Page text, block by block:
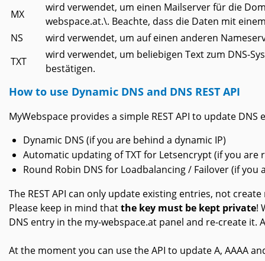
MX
wird verwendet, um einen Mailserver für die
webspace.at.\. Beachte, dass die Daten mit
NS
wird verwendet, um auf einen anderen
TXT
wird verwendet, um beliebigen Text zum DNS-
bestätigen.
How to use Dynamic DNS and DNS REST API
MyWebspace provides a simple REST API to update
Dynamic DNS (if you are behind a dynamic IP)
Automatic updating of TXT for Letsencrypt (if you
Round Robin DNS for Loadbalancing / Failover (if
The REST API can only update existing entries, not
Please keep in mind thatthe key must be kept private!
DNS entry in the my-webspace.at panel and re-create it.
At the moment you can use the API to update A, AAAA